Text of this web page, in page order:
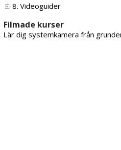
8. Videoguider
Filmade kurser
Lär dig systemkamera från